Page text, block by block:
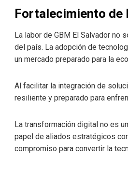
Fortalecimiento de
La labor de GBM El Salvador no
del país. La adopción de
un mercado preparado para la
Al facilitar la integración de
resiliente y preparado para
La transformación digital no es
papel de aliados estratégicos
compromiso para convertir la